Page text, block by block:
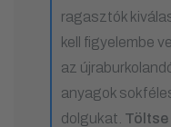
ragasztók
kell figyelembe
az
anyagok
dolgukat. Töltse